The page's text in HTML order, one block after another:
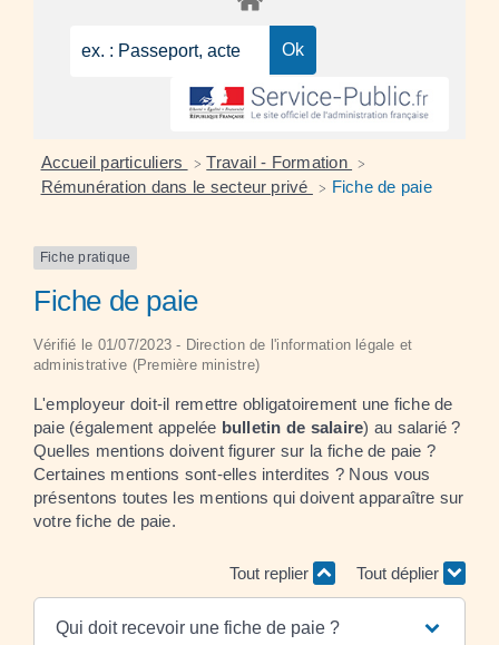
Accueil particuliers > Travail - Formation >
Rémunération dans le secteur privé > Fiche de paie
Fiche pratique
Fiche de paie
Vérifié le 01/07/2023 - Direction de l'information légale et
administrative (Première ministre)
L'employeur doit-il remettre obligatoirement une fiche de
paie (également appelée bulletin de salaire) au salarié ?
Quelles mentions doivent figurer sur la fiche de paie ?
Certaines mentions sont-elles interdites ? Nous vous
présentons toutes les mentions qui doivent apparaître sur
votre fiche de paie.
Tout replier Tout déplier
Qui doit recevoir une fiche de paie ?